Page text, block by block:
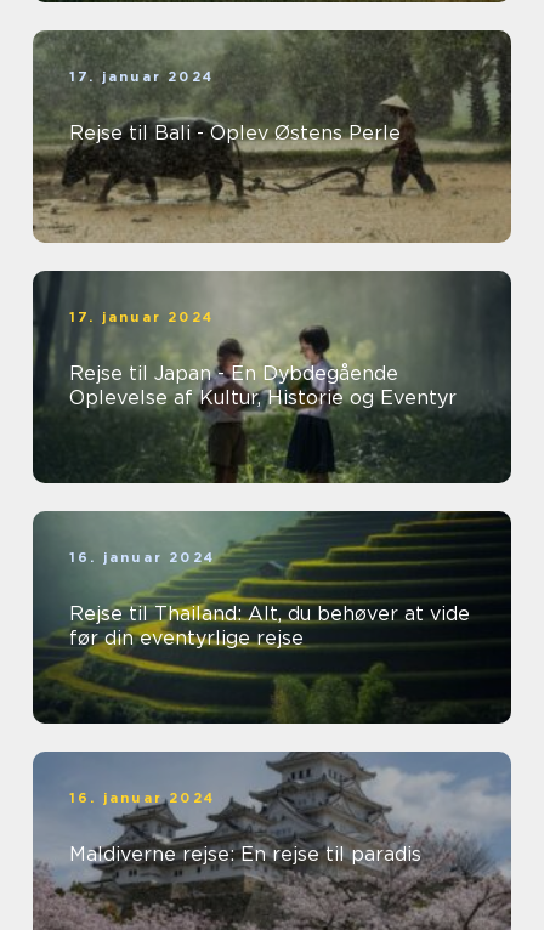
17. januar 2024
Rejse til Bali - Oplev Østens Perle
17. januar 2024
Rejse til Japan - En Dybdegående
Oplevelse af Kultur, Historie og Eventyr
16. januar 2024
Rejse til Thailand: Alt, du behøver at vide
før din eventyrlige rejse
16. januar 2024
Maldiverne rejse: En rejse til paradis